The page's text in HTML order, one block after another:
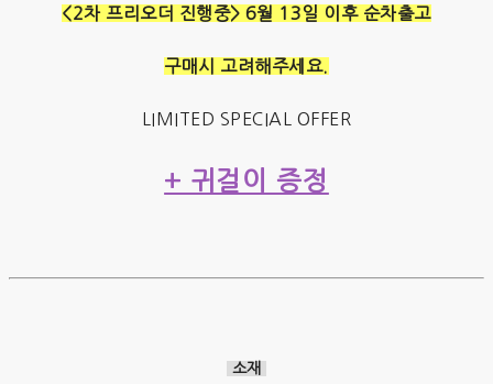
<2차 프리오더 진행중> 6월 13일 이후 순차출고
구매시 고려해주세요.
LIMITED SPECIAL OFFER
+ 귀걸이 증정
소재